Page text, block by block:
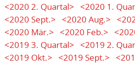
<2020 2. Quartal>
<2020 1.
<2020 Sept.>
<2020 Aug.>
<2020 Mär.>
<2020 Feb.>
<2019 3. Quartal>
<2019 2.
<2019 Okt.>
<2019 Sept.>